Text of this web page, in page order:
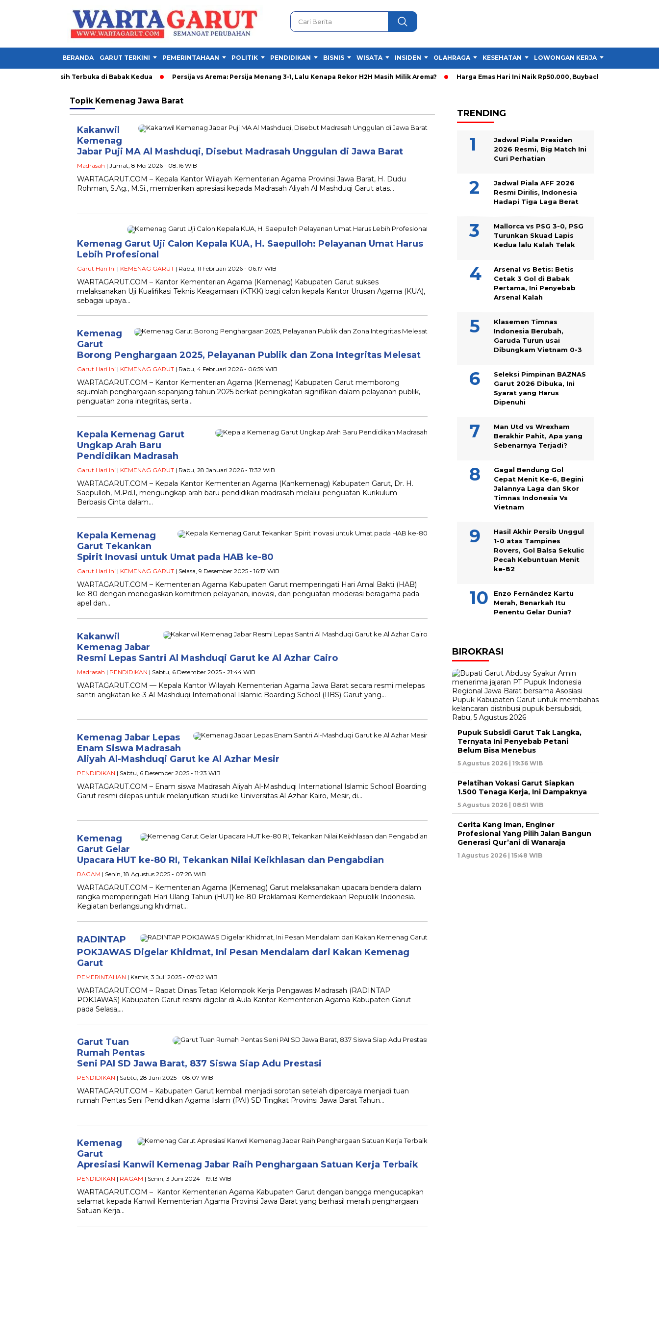
BERANDA GARUT TERKINI PEMERINTAHAAN POLITIK PENDIDIKAN BISNIS WISATA INSIDEN OLAHRAGA KESEHATAN LOWONGAN KERJA
1-1, Final Masih Terbuka di Babak Kedua Persija vs Arema: Persija Menang 3-1, Lalu Kenapa Rekor H2H Masih Milik Arema? Harga Emas Hari Ini Naik Rp50.000, Buyback Melonjak Rp90.000
Topik Kemenag Jawa Barat
Kakanwil
Kemenag
Jabar Puji MA Al Mashduqi, Disebut Madrasah Unggulan di Jawa Barat
Madrasah | Jumat, 8 Mei 2026 - 08:16 WIB
WARTAGARUT.COM – Kepala Kantor Wilayah Kementerian Agama Provinsi Jawa Barat, H. Dudu
Rohman, S.Ag., M.Si., memberikan apresiasi kepada Madrasah Aliyah Al Mashduqi Garut atas…
Kemenag Garut Uji Calon Kepala KUA, H. Saepulloh: Pelayanan Umat Harus
Lebih Profesional
Garut Hari Ini | KEMENAG GARUT | Rabu, 11 Februari 2026 - 06:17 WIB
WARTAGARUT.COM – Kantor Kementerian Agama (Kemenag) Kabupaten Garut sukses
melaksanakan Uji Kualifikasi Teknis Keagamaan (KTKK) bagi calon kepala Kantor Urusan Agama (KUA),
sebagai upaya…
Kemenag
Garut
Borong Penghargaan 2025, Pelayanan Publik dan Zona Integritas Melesat
Garut Hari Ini | KEMENAG GARUT | Rabu, 4 Februari 2026 - 06:59 WIB
WARTAGARUT.COM – Kantor Kementerian Agama (Kemenag) Kabupaten Garut memborong
sejumlah penghargaan sepanjang tahun 2025 berkat peningkatan signifikan dalam pelayanan publik,
penguatan zona integritas, serta…
Kepala Kemenag Garut
Ungkap Arah Baru
Pendidikan Madrasah
Garut Hari Ini | KEMENAG GARUT | Rabu, 28 Januari 2026 - 11:32 WIB
WARTAGARUT.COM – Kepala Kantor Kementerian Agama (Kankemenag) Kabupaten Garut, Dr. H.
Saepulloh, M.Pd.I, mengungkap arah baru pendidikan madrasah melalui penguatan Kurikulum
Berbasis Cinta dalam…
Kepala Kemenag
Garut Tekankan
Spirit Inovasi untuk Umat pada HAB ke-80
Garut Hari Ini | KEMENAG GARUT | Selasa, 9 Desember 2025 - 16:17 WIB
WARTAGARUT.COM – Kementerian Agama Kabupaten Garut memperingati Hari Amal Bakti (HAB)
ke-80 dengan menegaskan komitmen pelayanan, inovasi, dan penguatan moderasi beragama pada
apel dan…
Kakanwil
Kemenag Jabar
Resmi Lepas Santri Al Mashduqi Garut ke Al Azhar Cairo
Madrasah | PENDIDIKAN | Sabtu, 6 Desember 2025 - 21:44 WIB
WARTAGARUT.COM — Kepala Kantor Wilayah Kementerian Agama Jawa Barat secara resmi melepas
santri angkatan ke-3 Al Mashduqi International Islamic Boarding School (IIBS) Garut yang…
Kemenag Jabar Lepas
Enam Siswa Madrasah
Aliyah Al-Mashduqi Garut ke Al Azhar Mesir
PENDIDIKAN | Sabtu, 6 Desember 2025 - 11:23 WIB
WARTAGARUT.COM – Enam siswa Madrasah Aliyah Al-Mashduqi International Islamic School Boarding
Garut resmi dilepas untuk melanjutkan studi ke Universitas Al Azhar Kairo, Mesir, di…
Kemenag
Garut Gelar
Upacara HUT ke-80 RI, Tekankan Nilai Keikhlasan dan Pengabdian
RAGAM | Senin, 18 Agustus 2025 - 07:28 WIB
WARTAGARUT.COM – Kementerian Agama (Kemenag) Garut melaksanakan upacara bendera dalam
rangka memperingati Hari Ulang Tahun (HUT) ke-80 Proklamasi Kemerdekaan Republik Indonesia.
Kegiatan berlangsung khidmat…
RADINTAP
POKJAWAS Digelar Khidmat, Ini Pesan Mendalam dari Kakan Kemenag
Garut
PEMERINTAHAN | Kamis, 3 Juli 2025 - 07:02 WIB
WARTAGARUT.COM – Rapat Dinas Tetap Kelompok Kerja Pengawas Madrasah (RADINTAP
POKJAWAS) Kabupaten Garut resmi digelar di Aula Kantor Kementerian Agama Kabupaten Garut
pada Selasa,…
Garut Tuan
Rumah Pentas
Seni PAI SD Jawa Barat, 837 Siswa Siap Adu Prestasi
PENDIDIKAN | Sabtu, 28 Juni 2025 - 08:07 WIB
WARTAGARUT.COM – Kabupaten Garut kembali menjadi sorotan setelah dipercaya menjadi tuan
rumah Pentas Seni Pendidikan Agama Islam (PAI) SD Tingkat Provinsi Jawa Barat Tahun…
Kemenag
Garut
Apresiasi Kanwil Kemenag Jabar Raih Penghargaan Satuan Kerja Terbaik
PENDIDIKAN | RAGAM | Senin, 3 Juni 2024 - 19:13 WIB
WARTAGARUT.COM – Kantor Kementerian Agama Kabupaten Garut dengan bangga mengucapkan
selamat kepada Kanwil Kementerian Agama Provinsi Jawa Barat yang berhasil meraih penghargaan
Satuan Kerja…
TRENDING
Jadwal Piala Presiden
2026 Resmi, Big Match Ini
Curi Perhatian
Jadwal Piala AFF 2026
Resmi Dirilis, Indonesia
Hadapi Tiga Laga Berat
Mallorca vs PSG 3-0, PSG
Turunkan Skuad Lapis
Kedua lalu Kalah Telak
Arsenal vs Betis: Betis
Cetak 3 Gol di Babak
Pertama, Ini Penyebab
Arsenal Kalah
Klasemen Timnas
Indonesia Berubah,
Garuda Turun usai
Dibungkam Vietnam 0-3
Seleksi Pimpinan BAZNAS
Garut 2026 Dibuka, Ini
Syarat yang Harus
Dipenuhi
Man Utd vs Wrexham
Berakhir Pahit, Apa yang
Sebenarnya Terjadi?
Gagal Bendung Gol
Cepat Menit Ke-6, Begini
Jalannya Laga dan Skor
Timnas Indonesia Vs
Vietnam
Hasil Akhir Persib Unggul
1-0 atas Tampines
Rovers, Gol Balsa Sekulic
Pecah Kebuntuan Menit
ke-82
Enzo Fernández Kartu
Merah, Benarkah Itu
Penentu Gelar Dunia?
BIROKRASI
Pupuk Subsidi Garut Tak Langka,
Ternyata Ini Penyebab Petani
Belum Bisa Menebus
5 Agustus 2026 | 19:36 WIB
Pelatihan Vokasi Garut Siapkan
1.500 Tenaga Kerja, Ini Dampaknya
5 Agustus 2026 | 08:51 WIB
Cerita Kang Iman, Enginer
Profesional Yang Pilih Jalan Bangun
Generasi Qur’ani di Wanaraja
1 Agustus 2026 | 15:48 WIB